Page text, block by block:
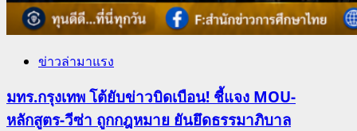
ข่าวล่ามาแรง
มทร.กรุงเทพ โต้ยับข่าวบิดเบือน! ชี้แจง MOU-
หลักสูตร-วีซ่า ถูกกฎหมาย ยันยึดธรรมาภิบาล